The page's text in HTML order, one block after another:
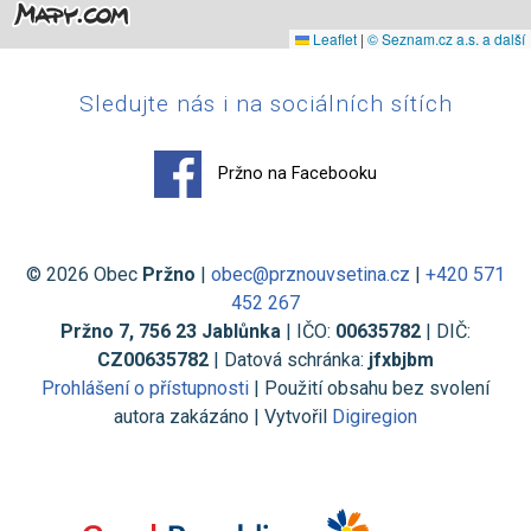
Leaflet | © Seznam.cz a.s. a další
Sledujte nás i na sociálních sítích
Pržno na Facebooku
© 2026 Obec Pržno obec@prznouvsetina.cz
+420 571
452 267
Pržno 7, 756 23 Jablůnka | IČO: 00635782 | DIČ:
CZ00635782 | Datová schránka: jfxbjbm
Prohlášení o přístupnosti | Použití obsahu bez svolení
autora zakázáno | Vytvořil Digiregion